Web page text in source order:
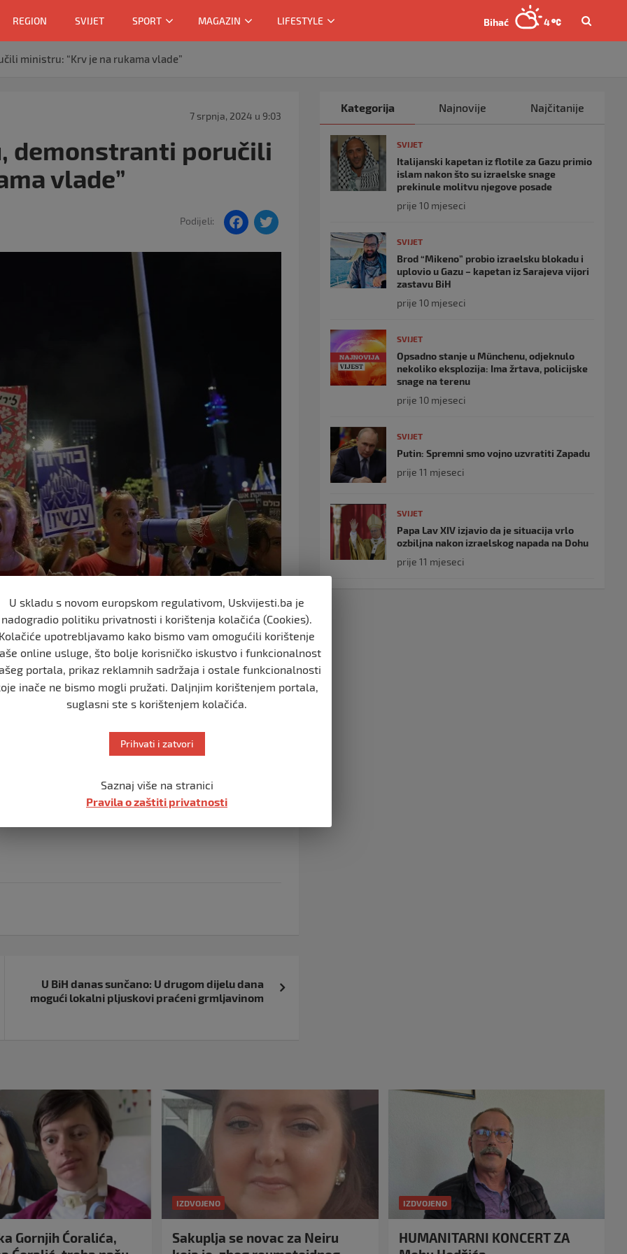
REGION SVIJET SPORT MAGAZIN LIFESTYLE Bihać 4
ministru: “Krv je na rukama vlade”
7 srpnja, 2024 u 9:03
demonstranti poručili
vlade”
Podijeli:
F
su uzvikivali “Krv je na rukama vlade.”
Yoav Gallant, ministar vanjskih poslova Israel
Nir Barkat, ministar transporta Miri Regev,
nacionalne sigurnosti Yitzhak Wasserlauf,
kako je taj “zračni napad bio usmjeren na militante
U BiH danas sunčano: U drugom dijelu dana
mogući lokalni pljuskovi praćeni grmljavinom
Kategorija Najnovije Najčitanije
SVIJET
Italijanski kapetan iz flotile za Gazu primio
islam nakon što su izraelske snage
prekinule molitvu njegove posade
prije 10 mjeseci
SVIJET
Brod “Mikeno” probio izraelsku blokadu i
uplovio u Gazu – kapetan iz Sarajeva vijori
zastavu BiH
prije 10 mjeseci
SVIJET
Opsadno stanje u Münchenu, odjeknulo
nekoliko eksplozija: Ima žrtava, policijske
snage na terenu
prije 10 mjeseci
SVIJET
Putin: Spremni smo vojno uzvratiti Zapadu
prije 11 mjeseci
SVIJET
Papa Lav XIV izjavio da je situacija vrlo
ozbiljna nakon izraelskog napada na Dohu
prije 11 mjeseci
Gornjih Ćoralića,
IZDVOJENO
Sakuplja se novac za Neiru
IZDVOJENO
HUMANITARNI KONCERT ZA
U skladu s novom europskom regulativom, Uskvijesti.ba je
nadogradio politiku privatnosti i korištenja kolačića (Cookies).
Kolačiće upotrebljavamo kako bismo vam omogućili korištenje
online usluge, što bolje korisničko iskustvo i funkcionalnost
portala, prikaz reklamnih sadržaja i ostale funkcionalnosti
inače ne bismo mogli pružati. Daljnjim korištenjem portala,
suglasni ste s korištenjem kolačića.
Prihvati i zatvori
Saznaj više na stranici
Pravila o zaštiti privatnosti